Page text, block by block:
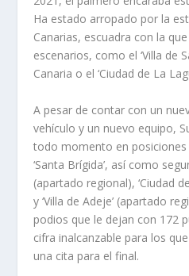
Ha estado arropado por la
Canarias, escuadra con la
escenarios, como el ‘Villa de
Canaria o el ‘Ciudad de La
A pesar de contar con un
vehículo y un nuevo equipo,
todo momento en
‘Santa Brígida’, así como
(apartado regional), ‘Ciudad
y ‘Villa de Adeje’ (apartado
podios que le dejan con 172
cifra inalcanzable para los
una cita para el final.